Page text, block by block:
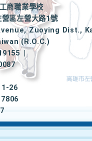
商職業學校
區左營大路1號
Zuoying Dist.,
(R.O.C.)
|
26